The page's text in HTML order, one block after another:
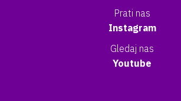
Prati nas
Instagram
Gledaj nas
Youtube